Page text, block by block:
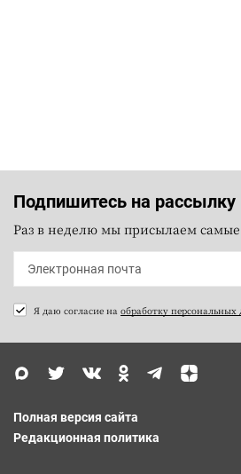
Подпишитесь на рассылку
Раз в неделю мы присылаем
Я даю согласие на обработку персональных
Полная версия сайта
Редакционная политика